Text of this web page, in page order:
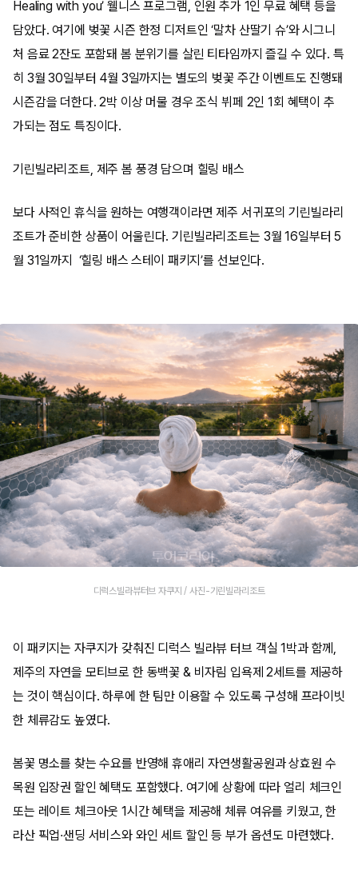
Healing with you’ 웰니스 프로그램, 인원 추가 1인 무료 혜택 등을
담았다. 여기에 벚꽃 시즌 한정 디저트인 ‘말차 산딸기 슈’와 시그니
처 음료 2잔도 포함돼 봄 분위기를 살린 티타임까지 즐길 수 있다. 특
히 3월 30일부터 4월 3일까지는 별도의 벚꽃 주간 이벤트도 진행돼
시즌감을 더한다. 2박 이상 머물 경우 조식 뷔페 2인 1회 혜택이 추
가되는 점도 특징이다.
기린빌라리조트, 제주 봄 풍경 담으며 힐링 배스
보다 사적인 휴식을 원하는 여행객이라면 제주 서귀포의 기린빌라리
조트가 준비한 상품이 어울린다. 기린빌라리조트는 3월 16일부터 5
월 31일까지 ‘힐링 배스 스테이 패키지’를 선보인다.
디럭스빌라뷰터브 자쿠지 / 사진-기린빌라리조트
이 패키지는 자쿠지가 갖춰진 디럭스 빌라뷰 터브 객실 1박과 함께,
제주의 자연을 모티브로 한 동백꽃 & 비자림 입욕제 2세트를 제공하
는 것이 핵심이다. 하루에 한 팀만 이용할 수 있도록 구성해 프라이빗
한 체류감도 높였다.
봄꽃 명소를 찾는 수요를 반영해 휴애리 자연생활공원과 상효원 수
목원 입장권 할인 혜택도 포함했다. 여기에 상황에 따라 얼리 체크인
또는 레이트 체크아웃 1시간 혜택을 제공해 체류 여유를 키웠고, 한
라산 픽업·샌딩 서비스와 와인 세트 할인 등 부가 옵션도 마련했다.